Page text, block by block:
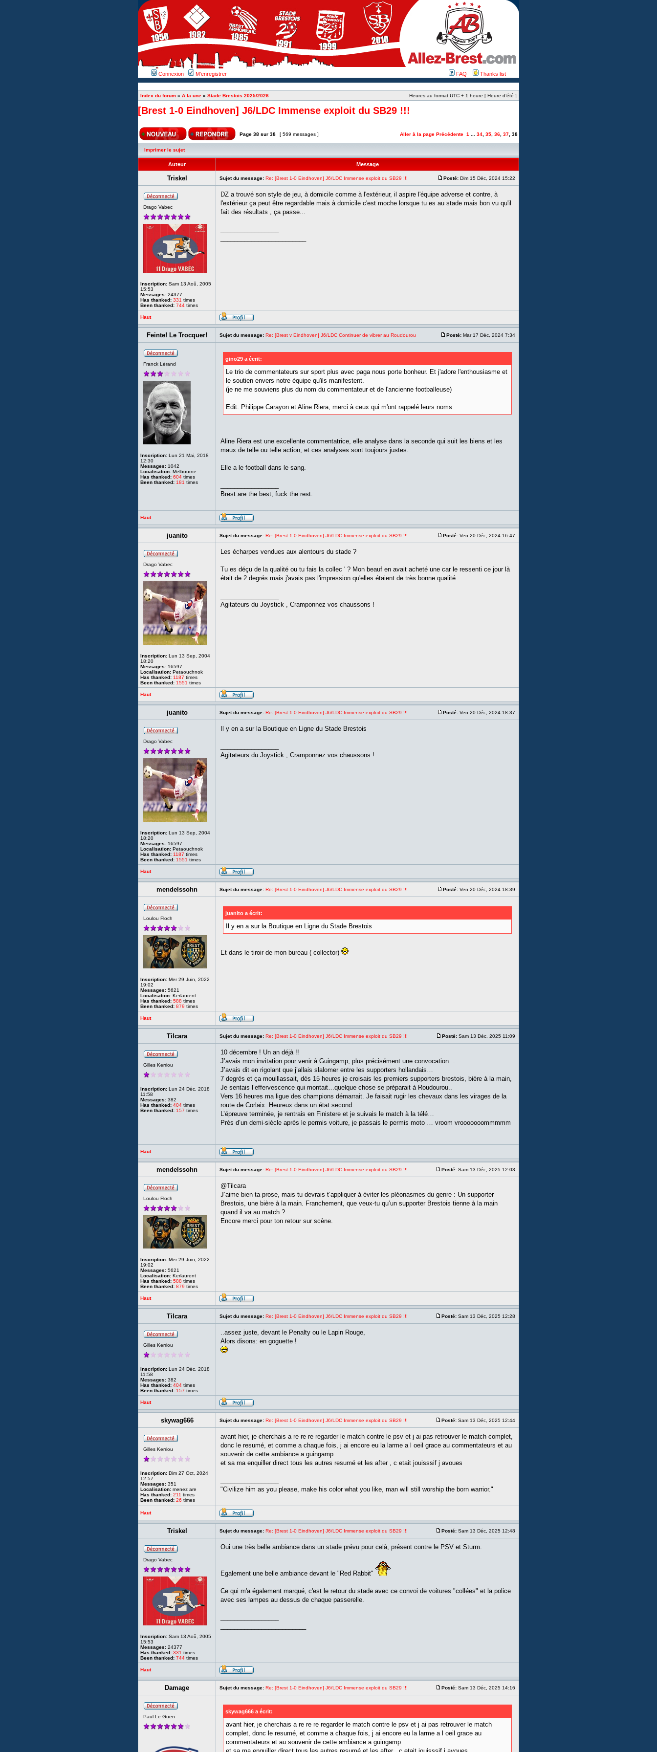
Connexion M’enregistrer FAQ Thanks list
Index du forum » A la une » Stade Brestois 2025/2026 Heures au format UTC + 1 heure [ Heure d’été ]
[Brest 1-0 Eindhoven] J6/LDC Immense exploit du SB29 !!!
Page 38 sur 38 [ 569 messages ] Aller à la page Précédente 1 34 35 36 37 38
Imprimer le sujet
Auteur Message
Triskel Sujet du message: Re: [Brest 1-0 Eindhoven] J6/LDC Immense exploit du SB29 !!! Posté: Dim 15 Déc, 2024 15:22
Drago Vabec
Inscription: Sam 13 Aoû, 2005
15:53
Messages: 24377
Has thanked: 331 times
Been thanked: 744 times
DZ a trouvé son style de jeu, à domicile comme à l'extérieur, il aspire l'équipe adverse et contre, à
l'extérieur ça peut être regardable mais à domicile c'est moche lorsque tu es au stade mais bon vu qu'il
fait des résultats , ça passe...
Haut
Feinte! Le Trocquer! Sujet du message: Re: [Brest v Eindhoven] J6/LDC Continuer de vibrer au Roudourou Posté: Mar 17 Déc, 2024 7:34
Franck Lérand
Inscription: Lun 21 Mai, 2018
12:30
Messages: 1042
Localisation: Melbourne
Has thanked: 604 times
Been thanked: 181 times
gino29 a écrit:
Le trio de commentateurs sur sport plus avec paga nous porte bonheur. Et j'adore l'enthousiasme et
le soutien envers notre équipe qu'ils manifestent.
(je ne me souviens plus du nom du commentateur et de l'ancienne footballeuse)
Edit: Philippe Carayon et Aline Riera, merci à ceux qui m'ont rappelé leurs noms
Aline Riera est une excellente commentatrice, elle analyse dans la seconde qui suit les biens et les
maux de telle ou telle action, et ces analyses sont toujours justes.
Elle a le football dans le sang.
Brest are the best, fuck the rest.
Haut
juanito Sujet du message: Re: [Brest 1-0 Eindhoven] J6/LDC Immense exploit du SB29 !!! Posté: Ven 20 Déc, 2024 16:47
Drago Vabec
Inscription: Lun 13 Sep, 2004
18:20
Messages: 16597
Localisation: Petaouchnok
Has thanked: 1187 times
Been thanked: 1551 times
Les écharpes vendues aux alentours du stade ?
Tu es déçu de la qualité ou tu fais la collec ' ? Mon beauf en avait acheté une car le ressenti ce jour là
était de 2 degrés mais j'avais pas l'impression qu'elles étaient de très bonne qualité.
Agitateurs du Joystick , Cramponnez vos chaussons !
Haut
juanito Sujet du message: Re: [Brest 1-0 Eindhoven] J6/LDC Immense exploit du SB29 !!! Posté: Ven 20 Déc, 2024 18:37
Drago Vabec
Inscription: Lun 13 Sep, 2004
18:20
Messages: 16597
Localisation: Petaouchnok
Has thanked: 1187 times
Been thanked: 1551 times
Il y en a sur la Boutique en Ligne du Stade Brestois
Agitateurs du Joystick , Cramponnez vos chaussons !
Haut
mendelssohn Sujet du message: Re: [Brest 1-0 Eindhoven] J6/LDC Immense exploit du SB29 !!! Posté: Ven 20 Déc, 2024 18:39
Loulou Floch
Inscription: Mer 29 Juin, 2022
19:02
Messages: 5621
Localisation: Kerlaurent
Has thanked: 588 times
Been thanked: 879 times
juanito a écrit:
Il y en a sur la Boutique en Ligne du Stade Brestois
Et dans le tiroir de mon bureau ( collector)
Haut
Tilcara Sujet du message: Re: [Brest 1-0 Eindhoven] J6/LDC Immense exploit du SB29 !!! Posté: Sam 13 Déc, 2025 11:09
Gilles Kerriou
Inscription: Lun 24 Déc, 2018
11:58
Messages: 382
Has thanked: 404 times
Been thanked: 157 times
10 décembre ! Un an déjà !!
J’avais mon invitation pour venir à Guingamp, plus précisément une convocation…
J’avais dit en rigolant que j’allais slalomer entre les supporters hollandais…
7 degrés et ça mouillassait, dès 15 heures je croisais les premiers supporters brestois, bière à la main,
Je sentais l’effervescence qui montait…quelque chose se préparait à Roudourou..
Vers 16 heures ma ligue des champions démarrait. Je faisait rugir les chevaux dans les virages de la
route de Corlaix. Heureux dans un état second.
L’épreuve terminée, je rentrais en Finistere et je suivais le match à la télé…
Près d’un demi-siècle après le permis voiture, je passais le permis moto … vroom vrooooooommmmm
Haut
mendelssohn Sujet du message: Re: [Brest 1-0 Eindhoven] J6/LDC Immense exploit du SB29 !!! Posté: Sam 13 Déc, 2025 12:03
Loulou Floch
Inscription: Mer 29 Juin, 2022
19:02
Messages: 5621
Localisation: Kerlaurent
Has thanked: 588 times
Been thanked: 879 times
@Tilcara
J’aime bien ta prose, mais tu devrais t’appliquer à éviter les pléonasmes du genre : Un supporter
Brestois, une bière à la main. Franchement, que veux-tu qu’un supporter Brestois tienne à la main
quand il va au match ?
Encore merci pour ton retour sur scène.
Haut
Tilcara Sujet du message: Re: [Brest 1-0 Eindhoven] J6/LDC Immense exploit du SB29 !!! Posté: Sam 13 Déc, 2025 12:28
Gilles Kerriou
Inscription: Lun 24 Déc, 2018
11:58
Messages: 382
Has thanked: 404 times
Been thanked: 157 times
..assez juste, devant le Penalty ou le Lapin Rouge,
Alors disons: en goguette !
Haut
skywag666 Sujet du message: Re: [Brest 1-0 Eindhoven] J6/LDC Immense exploit du SB29 !!! Posté: Sam 13 Déc, 2025 12:44
Gilles Kerriou
Inscription: Dim 27 Oct, 2024
12:57
Messages: 351
Localisation: menez are
Has thanked: 211 times
Been thanked: 26 times
avant hier, je cherchais a re re re regarder le match contre le psv et j ai pas retrouver le match complet,
donc le resumé, et comme a chaque fois, j ai encore eu la larme a l oeil grace au commentateurs et au
souvenir de cette ambiance a guingamp
et sa ma enquiller direct tous les autres resumé et les after , c etait jouisssif j avoues
"Civilize him as you please, make his color what you like, man will still worship the born warrior."
Haut
Triskel Sujet du message: Re: [Brest 1-0 Eindhoven] J6/LDC Immense exploit du SB29 !!! Posté: Sam 13 Déc, 2025 12:48
Drago Vabec
Inscription: Sam 13 Aoû, 2005
15:53
Messages: 24377
Has thanked: 331 times
Been thanked: 744 times
Oui une très belle ambiance dans un stade prévu pour celà, présent contre le PSV et Sturm.
Egalement une belle ambiance devant le "Red Rabbit"
Ce qui m'a également marqué, c'est le retour du stade avec ce convoi de voitures "collées" et la police
avec ses lampes au dessus de chaque passerelle.
Haut
Damage Sujet du message: Re: [Brest 1-0 Eindhoven] J6/LDC Immense exploit du SB29 !!! Posté: Sam 13 Déc, 2025 14:16
Paul Le Guen
skywag666 a écrit:
avant hier, je cherchais a re re re regarder le match contre le psv et j ai pas retrouver le match
complet, donc le resumé, et comme a chaque fois, j ai encore eu la larme a l oeil grace au
commentateurs et au souvenir de cette ambiance a guingamp